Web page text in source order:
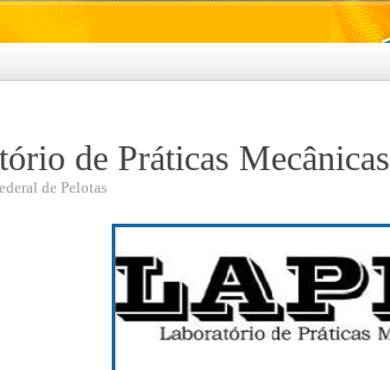
de Práticas Mecânicas
de Pelotas